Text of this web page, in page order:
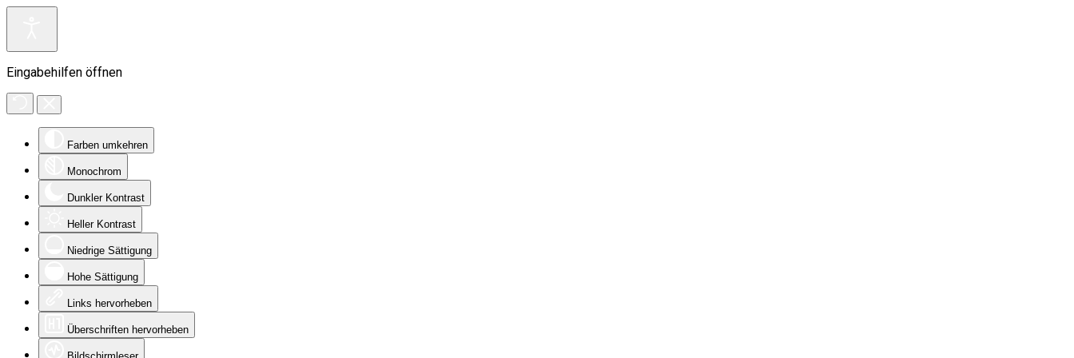
Eingabehilfen öffnen
Farben umkehren
Monochrom
Dunkler Kontrast
Heller Kontrast
Niedrige Sättigung
Hohe Sättigung
Links hervorheben
Überschriften hervorheben